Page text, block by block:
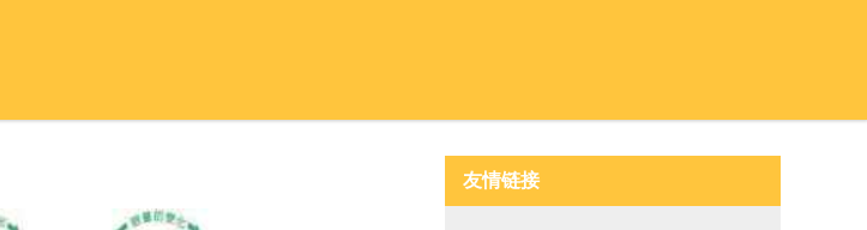
友情链接